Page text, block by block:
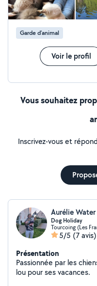
Garde d’animal
Voir le profil
Vous souhaitez
Inscrivez-vous et
Aurélie Water
Dog Holiday
Tourcoing (Les
5/5 (7 avis)
Présentation
Passionnée par les
lou pour ses vacances.